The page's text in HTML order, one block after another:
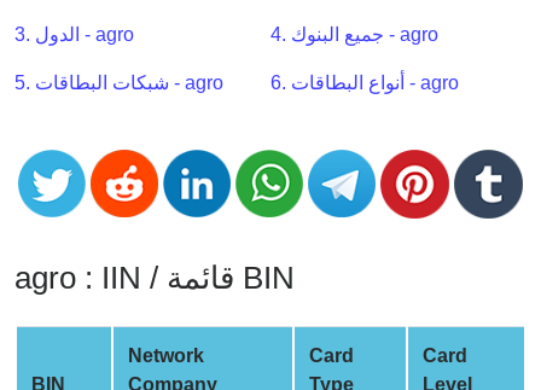
Generator
BIN
Checker
BIN
CC
Generator
Banks
Card
3. الدول - agro 4. جميع البنوك - agro
5. شبكات البطاقات - agro 6. أنواع البطاقات - agro
agro : IIN / قائمة BIN
BIN
Network
Company
Card
Type
Card
Level